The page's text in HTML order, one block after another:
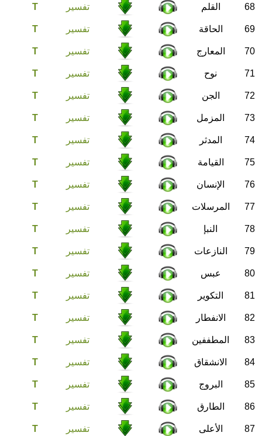
68 القلم تفسير T
69 الحاقة تفسير T
70 المعارج تفسير T
71 نوح تفسير T
72 الجن تفسير T
73 المزمل تفسير T
74 المدثر تفسير T
75 القيامة تفسير T
76 الإنسان تفسير T
77 المرسلات تفسير T
78 النبإ تفسير T
79 النازعات تفسير T
80 عبس تفسير T
81 التكوير تفسير T
82 الانفطار تفسير T
83 المطففين تفسير T
84 الانشقاق تفسير T
85 البروج تفسير T
86 الطارق تفسير T
87 الأعلى تفسير T